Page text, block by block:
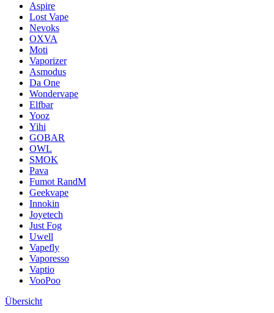
Aspire
Lost Vape
Nevoks
OXVA
Moti
Vaporizer
Asmodus
Da One
Wondervape
Elfbar
Yooz
Yihi
GOBAR
OWL
SMOK
Pava
Fumot RandM
Geekvape
Innokin
Joyetech
Just Fog
Uwell
Vapefly
Vaporesso
Vaptio
VooPoo
Übersicht